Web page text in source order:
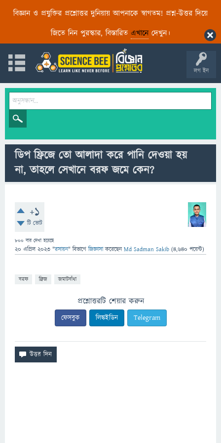
বিজ্ঞান ও প্রযুক্তির প্রশ্নোত্তর দুনিয়ায় আপনাকে স্বাগতম! প্রশ্ন-উত্তর দিয়ে
জিতে নিন পুরস্কার, বিস্তারিত এখানেদেখুন।
লগ ইন
ডিপ ফ্রিজে তো আলাদা করে পানি দেওয়া হয়
না, তাহলে সেখানে বরফ জমে কেন?
+1
টি ভোট
800 বার দেখা হয়েছে
20 এপ্রিল 2023 "রসায়ন" বিভাগে জিজ্ঞাসাকরেছেনMd Sadman Sakib (4,640 পয়েন্ট)
বরফ ফ্রিজ জমাটবাঁধা
প্রশ্নোত্তরটি শেয়ার করুন
ফেসবুক লিঙ্কইডিন Telegram